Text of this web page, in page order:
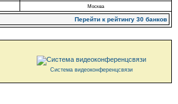
Москва
Перейти к рейтингу 30 банков
Система видеоконференцсвязи